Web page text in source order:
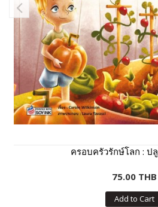
ครอบครัวรักษ์โลก : ป
75.00 THB
Add to Cart